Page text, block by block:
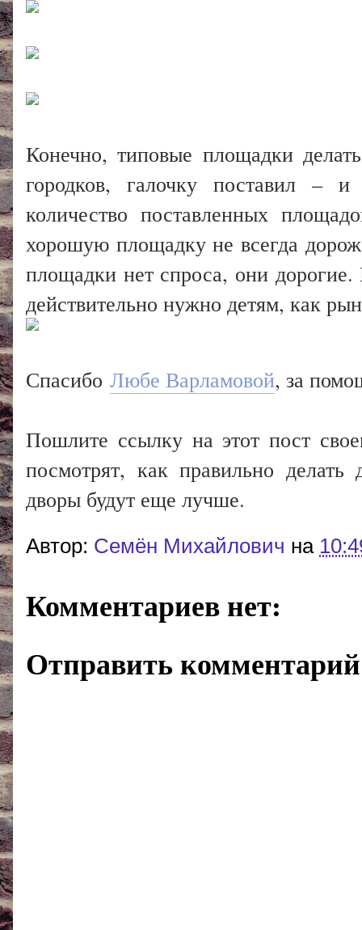
Конечно, типовые площадки
городков, галочку поставил –
количество поставленных
хорошую площадку не всегда
площадки нет спроса, они
действительно нужно детям, как
Спасибо Любе Варламовой, за
Пошлите ссылку на этот пост
посмотрят, как правильно
дворы будут еще лучше.
Автор: Cемён Михайлович на
Комментариев нет:
Отправить комментарий